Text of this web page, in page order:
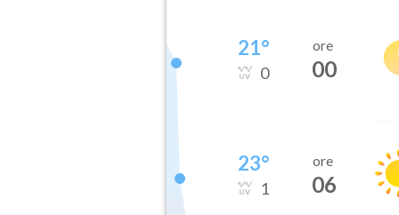
21°
0
ore
00
23°
1
ore
06